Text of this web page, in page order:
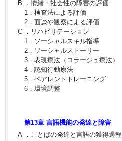
B ．情緒・社会性の障害の評価
1．検査法による評価
2．面談や観察による評価
C ．リハビリテーション
1．ソーシャルスキル指導
2．ソーシャルストーリー
3．表現療法（コラージュ療法）
4．認知行動療法
5．ペアレントトレーニング
6．環境調整
第13章 言語機能の発達と障害
A ．ことばの発達と言語の獲得過程